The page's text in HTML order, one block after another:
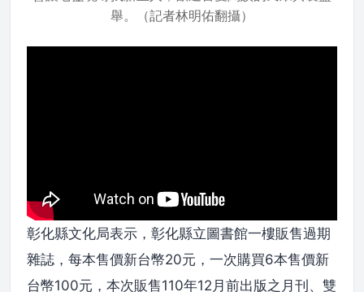
舉。（記者林明佑翻攝）
彰化縣文化局表示，彰化縣立圖書館一樓販售過期
雜誌，每本售價新台幣20元，一次購買6本售價新
台幣100元，本次販售110年12月前出版之月刊、雙